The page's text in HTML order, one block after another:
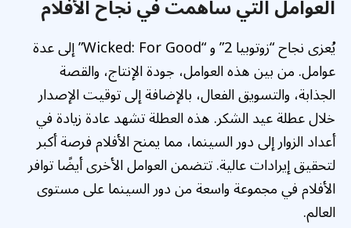
العوامل التي ساهمت في نجاح الأفلام
يُعزى نجاح “زوتوبيا 2” و “Wicked: For Good” إلى عدة
عوامل. من بين هذه العوامل، جودة الإنتاج، والقصة
الجذابة، والتسويق الفعال، بالإضافة إلى توقيت الإصدار
خلال عطلة عيد الشكر. هذه العطلة تشهد عادة زيادة في
أعداد الزوار إلى دور السينما، مما يمنح الأفلام فرصة أكبر
لتحقيق إيرادات عالية. تتضمن العوامل الأخرى أيضًا توافر
الأفلام في مجموعة واسعة من دور السينما على مستوى
العالم.